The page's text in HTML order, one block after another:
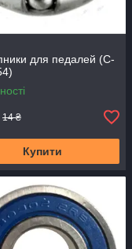
для педалей (C-
14 ₴
Купити